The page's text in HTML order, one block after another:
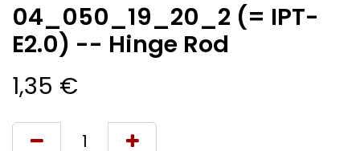
04_050_19_20_2 (= IPT-
E2.0) -- Hinge Rod
1,35 €